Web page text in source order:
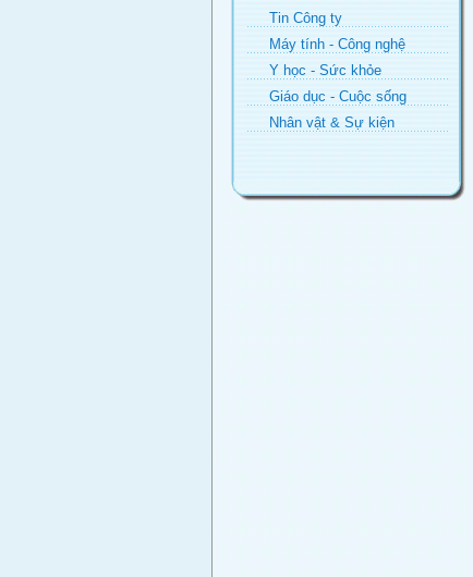
Tin Công ty
Máy tính - Công nghệ
Y học - Sức khỏe
Giáo dục - Cuộc sống
Nhân vật & Sự kiện